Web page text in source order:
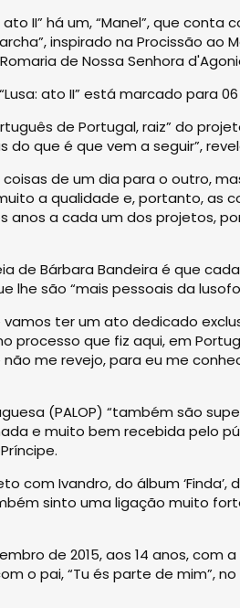
II” há um, “Manel”, que
inspirado na Procissão ao
de Nossa Senhora
ato II” está marcado para
de Portugal, raiz” do
que é que vem a seguir”,
de um dia para o outro,
a qualidade e, portanto, as
anos a cada um dos projetos,
de Bárbara Bandeira é que
são “mais pessoais da
ter um ato dedicado
que fiz aqui, em
não me revejo, para eu me
(PALOP) “também são
e muito bem recebida pelo
com Ivandro, do álbum
sinto uma ligação muito
de 2015, aos 14 anos, com
o pai, “Tu és parte de mim”, no